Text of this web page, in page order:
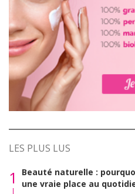
LES PLUS LUS
1
Beauté naturelle :
une vraie place au